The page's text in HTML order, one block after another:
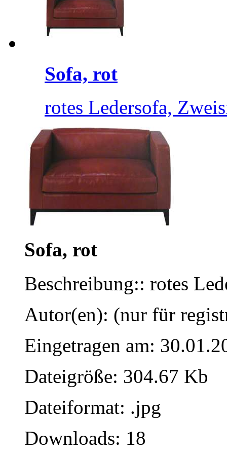
Sofa, rot
rotes Ledersofa,
Sofa, rot
Beschreibung:: rotes
Autor(en): (nur für
Eingetragen am:
Dateigröße: 304.67 Kb
Dateiformat: .jpg
Downloads: 18